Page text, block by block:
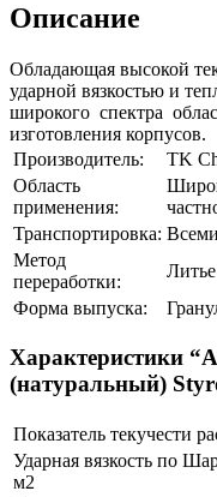
Описание
Обладающая высокой
ударной вязкостью и
широкого спектра
изготовления корпусов.
Производитель:
TK
Область
применения:
Транспортировка:
Метод
переработки:
Форма выпуска:
Характеристики
(натуральный)
Показатель текучести
Ударная вязкость по
м2